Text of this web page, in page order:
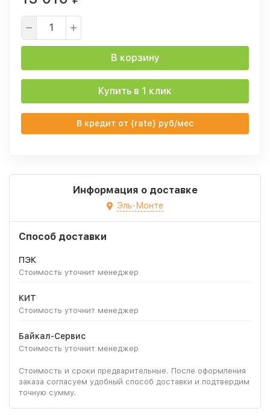
В корзину
Купить в 1 клик
В кредит от {rate} руб/мес
Информация о доставке
Эль-Монте
Способ доставки
ПЭК
Стоимость уточнит менеджер
КИТ
Стоимость уточнит менеджер
Байкал-Сервис
Стоимость уточнит менеджер
Стоимость и сроки предварительные. После оформления
заказа согласуем удобный способ доставки и подтвердим
точную сумму.